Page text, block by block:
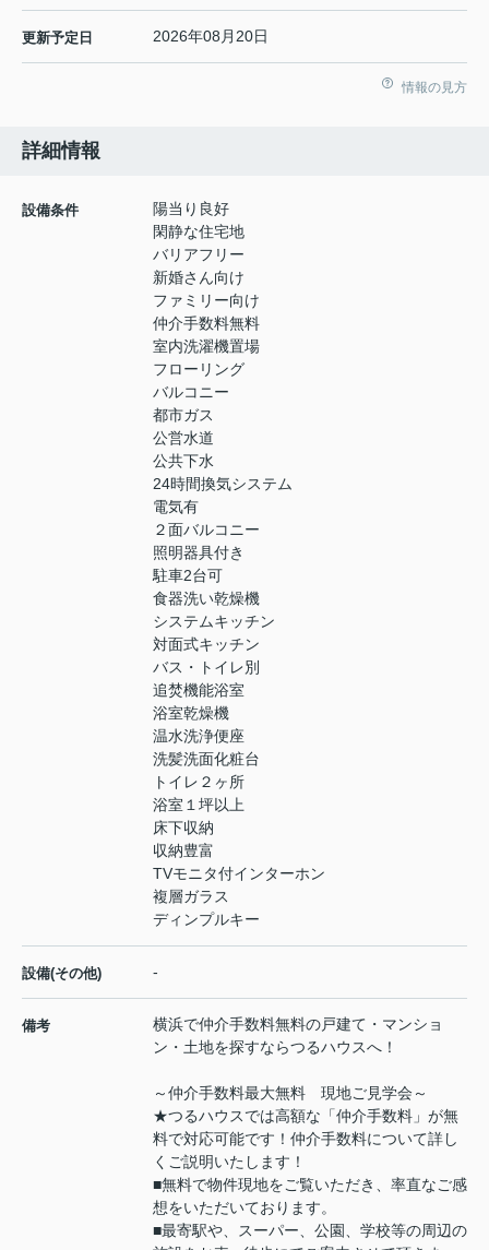
更新予定日 2026年08月20日
情報の見方
詳細情報
設備条件
陽当り良好
閑静な住宅地
バリアフリー
新婚さん向け
ファミリー向け
仲介手数料無料
室内洗濯機置場
フローリング
バルコニー
都市ガス
公営水道
公共下水
24時間換気システム
電気有
２面バルコニー
照明器具付き
駐車2台可
食器洗い乾燥機
システムキッチン
対面式キッチン
バス・トイレ別
追焚機能浴室
浴室乾燥機
温水洗浄便座
洗髪洗面化粧台
トイレ２ヶ所
浴室１坪以上
床下収納
収納豊富
TVモニタ付インターホン
複層ガラス
ディンプルキー
設備(その他) -
備考
横浜で仲介手数料無料の戸建て・マンショ
ン・土地を探すならつるハウスへ！
～仲介手数料最大無料 現地ご見学会～
★つるハウスでは高額な「仲介手数料」が無
料で対応可能です！仲介手数料について詳し
くご説明いたします！
■無料で物件現地をご覧いただき、率直なご感
想をいただいております。
■最寄駅や、スーパー、公園、学校等の周辺の